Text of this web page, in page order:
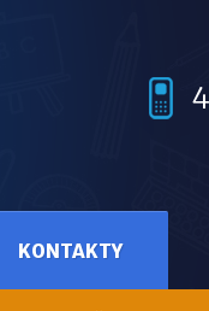
KONTAKTY